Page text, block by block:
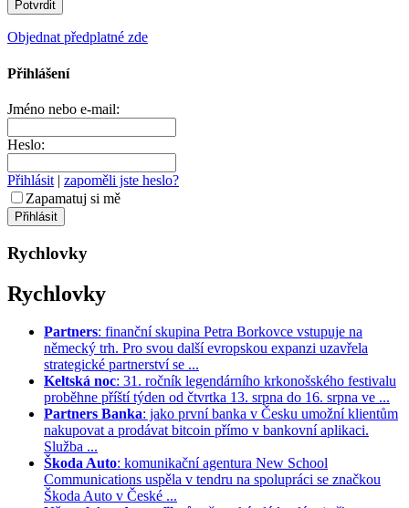
Objednat předplatné zde
Přihlášení
Jméno nebo e-mail:
Heslo:
Přihlásit | zapoměli jste heslo?
Zapamatuj si mě
Rychlovky
Rychlovky
Partners: finanční skupina Petra Borkovce vstupuje na
německý trh. Pro svou další evropskou expanzi uzavřela
strategické partnerství se ...
Keltská noc: 31. ročník legendárního krkonošského festivalu
proběhne příští týden od čtvrtka 13. srpna do 16. srpna ve ...
Partners Banka: jako první banka v Česku umožní klientům
nakupovat a prodávat bitcoin přímo v bankovní aplikaci.
Služba ...
Škoda Auto: komunikační agentura New School
Communications uspěla v tendru na spolupráci se značkou
Škoda Auto v České ...